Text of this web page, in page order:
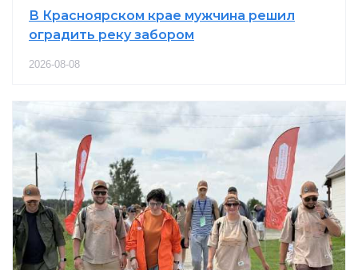
В Красноярском крае мужчина решил
оградить реку забором
2026-08-08